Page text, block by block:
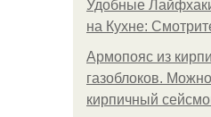
Удобные
на Кухне:
Армопояс из
газоблоков.
кирпичный